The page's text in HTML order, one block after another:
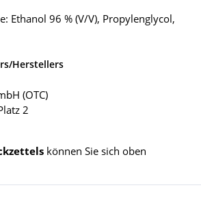
Ethanol 96 % (V/V), Propylenglycol,
Herstellers
(OTC)
2
können Sie sich oben